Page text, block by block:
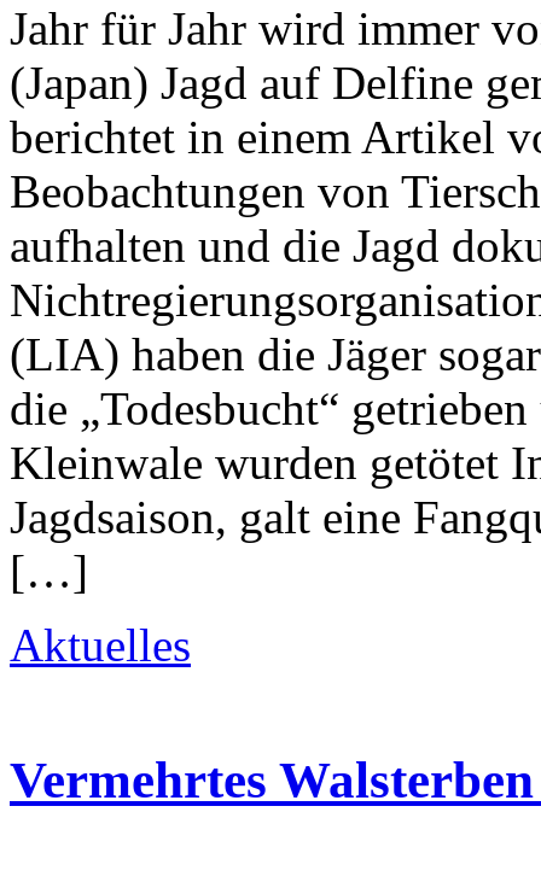
Jahr für Jahr wird immer
(Japan) Jagd auf Delfine
berichtet in einem Artikel
Beobachtungen von
aufhalten und die Jagd
(LIA) haben die Jäger
die „Todesbucht“
Kleinwale wurden getötet
Jagdsaison, galt eine
[…]
Aktuelles
Vermehrtes